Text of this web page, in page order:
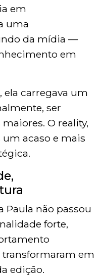
em
uma
da mídia —
em
carregava um
ser
O reality,
acaso e mais
Paula não passou
forte,
em
edição.